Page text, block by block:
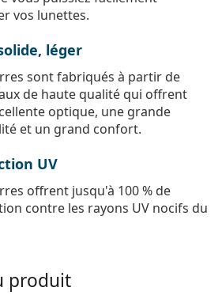
vos lunettes.
léger
sont fabriqués à partir de
de haute qualité qui offrent
optique, une grande
et un grand confort.
UV
offrent jusqu'à 100 % de
contre les rayons UV nocifs du
produit